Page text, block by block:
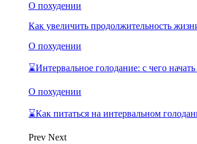
О похудении
Как увеличить продолжительность
О похудении
⌛Интервальное голодание: с чего
О похудении
⌛Как питаться на интервальном
Prev Next